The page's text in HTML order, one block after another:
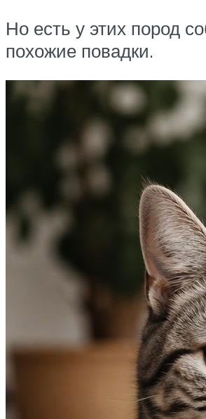
Но есть у этих пород
похожие повадки.